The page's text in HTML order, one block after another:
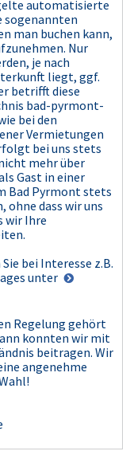
automatisierte
sogenannten
man buchen kann,
Nur
je nach
liegt, ggf.
betrifft diese
bad-pyrmont-
bei den
Vermietungen
bei uns stets
mehr über
Gast in einer
Bad Pyrmont stets
ohne dass wir uns
wir Ihre
bei Interesse z.B.
unter
Regelung gehört
konnten wir mit
beitragen. Wir
angenehme